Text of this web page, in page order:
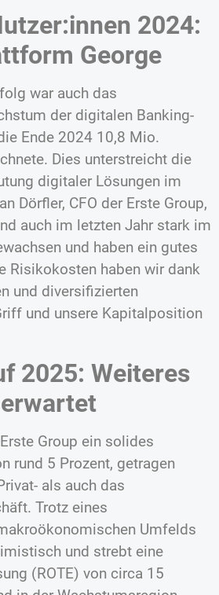
2024:
George
war auch das
der digitalen Banking-
Ende 2024 10,8 Mio.
Dies unterstreicht die
digitaler Lösungen im
Dörfler, CFO der Erste Group,
auch im letzten Jahr stark im
und haben ein gutes
Risikokosten haben wir dank
und diversifizierten
und unsere Kapitalposition
2025: Weiteres
Group ein solides
rund 5 Prozent, getragen
als auch das
Trotz eines
Umfelds
und strebt eine
(ROTE) von circa 15